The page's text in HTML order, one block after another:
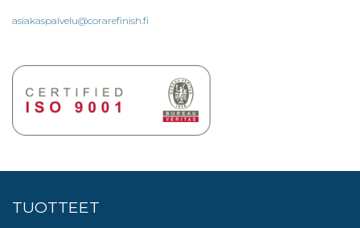
asiakaspalvelu@corarefinish.fi
TUOTTEET